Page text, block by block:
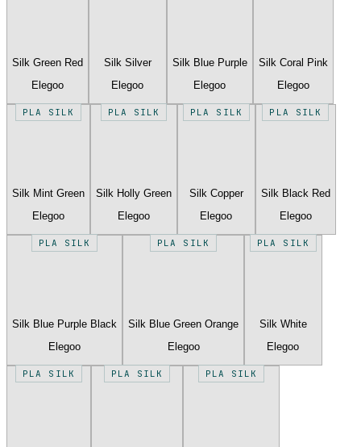
Silk Green Red
Elegoo
Silk Silver
Elegoo
Silk Blue Purple
Elegoo
Silk Coral Pink
Elegoo
PLA SILK
Silk Mint Green
Elegoo
PLA SILK
Silk Holly Green
Elegoo
PLA SILK
Silk Copper
Elegoo
PLA SILK
Silk Black Red
Elegoo
PLA SILK
Silk Blue Purple Black
Elegoo
PLA SILK
Silk Blue Green Orange
Elegoo
PLA SILK
Silk White
Elegoo
PLA SILK PLA SILK PLA SILK